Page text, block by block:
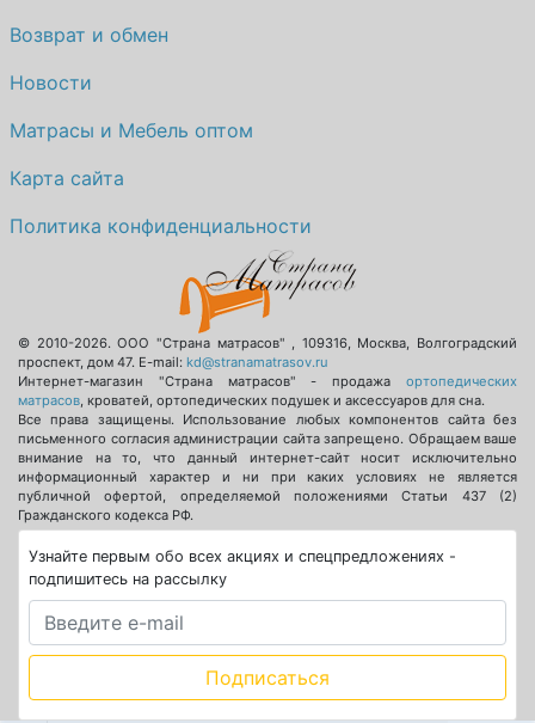
Возврат и обмен
Новости
Матрасы и Мебель оптом
Карта сайта
Политика конфиденциальности
© 2010-2026.ООО "Страна матрасов" , 109316, Москва, Волгоградский
проспект, дом 47. E-mail: kd@stranamatrasov.ru
Интернет-магазин "Страна матрасов" - продажа ортопедических
матрасов, кроватей, ортопедических подушек и аксессуаров для сна.
Все права защищены. Использование любых компонентов сайта без
письменного согласия администрации сайта запрещено. Обращаем ваше
внимание на то, что данный интернет-сайт носит исключительно
информационный характер и ни при каких условиях не является
публичной офертой, определяемой положениями Статьи 437 (2)
Гражданского кодекса РФ.
Узнайте первым обо всех акциях и спецпредложениях -
подпишитесь на рассылку